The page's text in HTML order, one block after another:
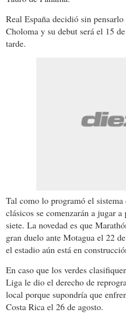
Real España decidió sin
Choloma y su debut será el 15
tarde.
Tal como lo programó el
clásicos se comenzarán a jugar
siete. La novedad es que
gran duelo ante Motagua el 22
el estadio aún está en
En caso que los verdes
Liga le dio el derecho de
local porque supondría que
Costa Rica el 26 de agosto.